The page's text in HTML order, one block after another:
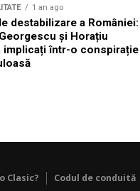
1 an ago
destabilizare a României:
și Horațiu
implicați într-o conspirație
Clasic? Codul de conduită